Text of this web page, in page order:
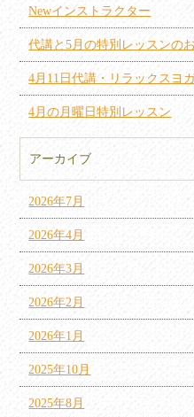
Newインストラクター
代講と5月の特別レッスンの
4月11日代講・リラックスヨ
4月の月曜日特別レッスン
アーカイブ
2026年7月
2026年4月
2026年3月
2026年2月
2026年1月
2025年10月
2025年8月